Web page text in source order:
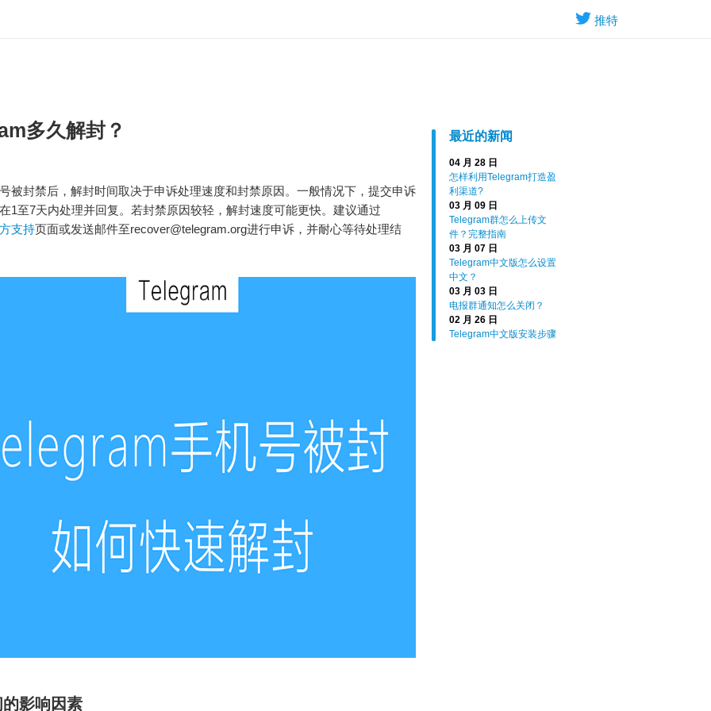
推特
最近的新闻
04 月 28 日
怎样利用Telegram打造盈
利渠道?
03 月 09 日
Telegram群怎么上传文
件？完整指南
03 月 07 日
Telegram中文版怎么设置
中文？
03 月 03 日
电报群通知怎么关闭？
02 月 26 日
Telegram中文版安装步骤
多久解封？
被封禁后，解封时间取决于申诉处理速度和封禁原因。一般情况下，提交申诉
1至7天内处理并回复。若封禁原因较轻，解封速度可能更快。建议通过
支持页面或发送邮件至recover@telegram.org进行申诉，并耐心等待处理结
影响因素